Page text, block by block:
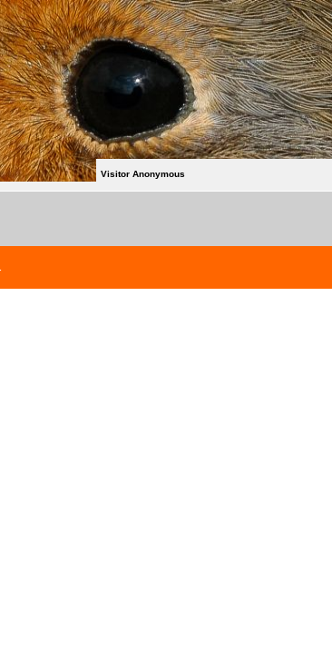
Visitor Anonymous